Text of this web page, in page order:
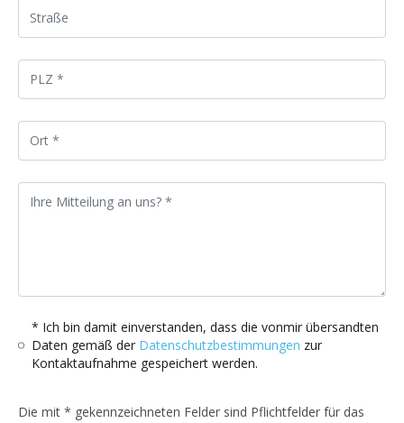
* Ich bin damit einverstanden, dass die vonmir übersandten
Daten gemäß der Datenschutzbestimmungen zur
Kontaktaufnahme gespeichert werden.
Die mit * gekennzeichneten Felder sind Pflichtfelder für das